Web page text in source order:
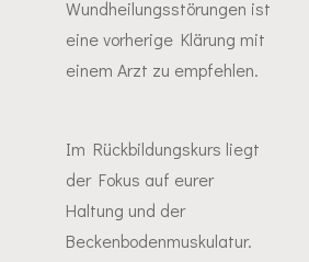
Wundheilungsstörungen ist
eine vorherige Klärung mit
einem Arzt zu empfehlen.
Im Rückbildungskurs liegt
der Fokus auf eurer
Haltung und der
Beckenbodenmuskulatur.